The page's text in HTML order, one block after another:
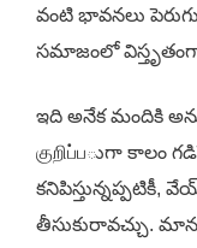
వంటి భావనలు
సమాజంలో
ఇది అనేక మందికి
குறிப்பుగా కాలం
కనిపిస్తున్నప్పటికీ,
తీసుకురావచ్చు.